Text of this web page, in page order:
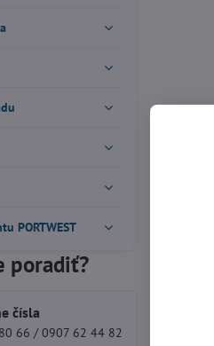
poradiť?
čísla
66 / 0907 62 44 82
PORTWEST